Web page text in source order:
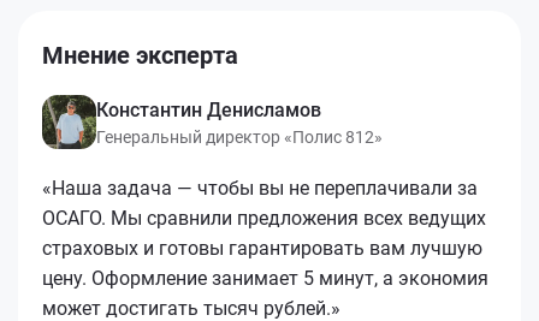
Мнение эксперта
Константин Денисламов
Генеральный директор «Полис 812»
«Наша задача — чтобы вы не переплачивали за
ОСАГО. Мы сравнили предложения всех ведущих
страховых и готовы гарантировать вам лучшую
цену. Оформление занимает 5 минут, а экономия
может достигать тысяч рублей.»